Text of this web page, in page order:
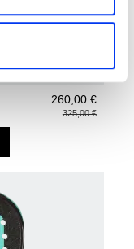
260,00 €
325,00 €